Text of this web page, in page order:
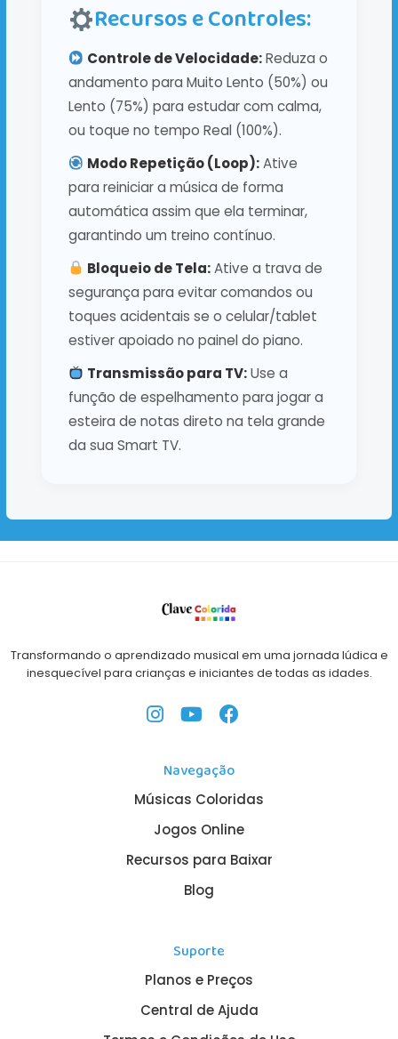
Recursos e Controles:
Controle de Velocidade:Reduza o
andamento para Muito Lento (50%) ou
Lento (75%) para estudar com calma,
ou toque no tempo Real (100%).
Modo Repetição (Loop):Ative
para reiniciar a música de forma
automática assim que ela terminar,
garantindo um treino contínuo.
Bloqueio de Tela:Ative a trava de
segurança para evitar comandos ou
toques acidentais se o celular/tablet
estiver apoiado no painel do piano.
Transmissão para TV:Use a
função de espelhamento para jogar a
esteira de notas direto na tela grande
da sua Smart TV.
Transformando o aprendizado musical em uma jornada lúdica e
inesquecível para crianças e iniciantes de todas as idades.
Navegação
Músicas Coloridas
Jogos Online
Recursos para Baixar
Blog
Suporte
Planos e Preços
Central de Ajuda